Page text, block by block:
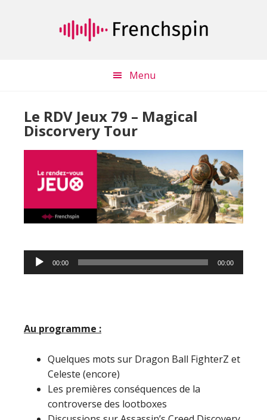
Menu
Le RDV Jeux 79 – Magical
Discorvery Tour
Lecteur
audio
00:00 00:00
Au programme :
Quelques mots sur Dragon Ball FighterZ et
Celeste (encore)
Les premières conséquences de la
controverse des lootboxes